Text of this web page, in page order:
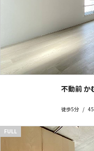
不動前 か
徒歩5分
FULL